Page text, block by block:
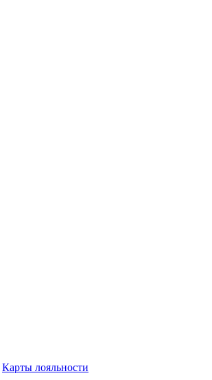
Карты лояльности